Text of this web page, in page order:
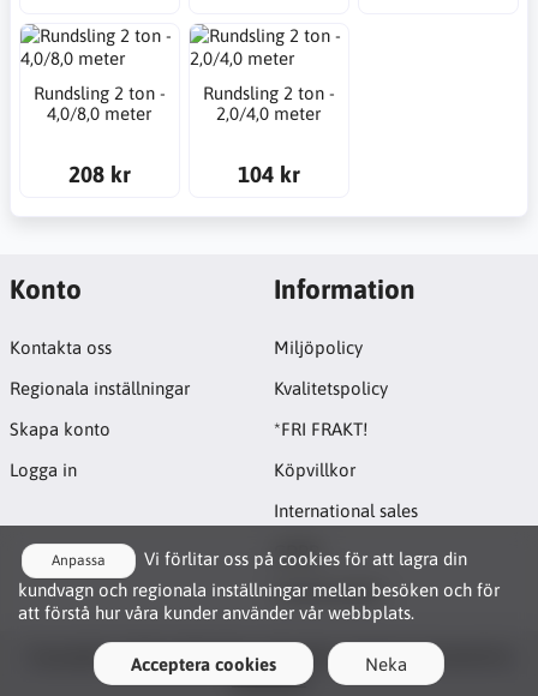
Rundsling 2 ton -
4,0/8,0 meter
208 kr
Rundsling 2 ton -
2,0/4,0 meter
104 kr
Anpassa
Vi förlitar oss på cookies för att lagra din
kundvagn och regionala inställningar mellan besöken och för
att förstå hur våra kunder använder vår webbplats.
Funktionscookies
Dessa cookies möjliggör grundläggande interaktion
Acceptera cookies Neka
Konto
Kontakta oss
Regionala inställningar
Skapa konto
Logga in
Information
Miljöpolicy
Kvalitetspolicy
*FRI FRAKT!
Köpvillkor
International sales
GDPR
Cookie-policy
Copyright © 2026 Lyftbutiken. All rights reserved · Powered by
LiteCart®